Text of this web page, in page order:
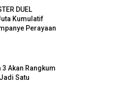
DUEL
Kumulatif
Perayaan
Akan Rangkum
Satu